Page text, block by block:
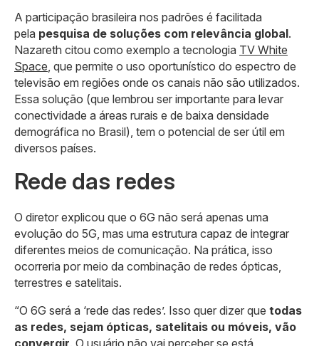
A participação brasileira nos padrões é facilitada
pela pesquisa de soluções com relevância global.
Nazareth citou como exemplo a tecnologia TV White
Space , que permite o uso oportunístico do espectro de
televisão em regiões onde os canais não são utilizados.
Essa solução (que lembrou ser importante para levar
conectividade a áreas rurais e de baixa densidade
demográfica no Brasil), tem o potencial de ser útil em
diversos países.
Rede das redes
O diretor explicou que o 6G não será apenas uma
evolução do 5G, mas uma estrutura capaz de integrar
diferentes meios de comunicação. Na prática, isso
ocorreria por meio da combinação de redes ópticas,
terrestres e satelitais.
“O 6G será a ‘rede das redes’. Isso quer dizer que todas
as redes, sejam ópticas, satelitais ou móveis, vão
convergir. O usuário não vai perceber se está